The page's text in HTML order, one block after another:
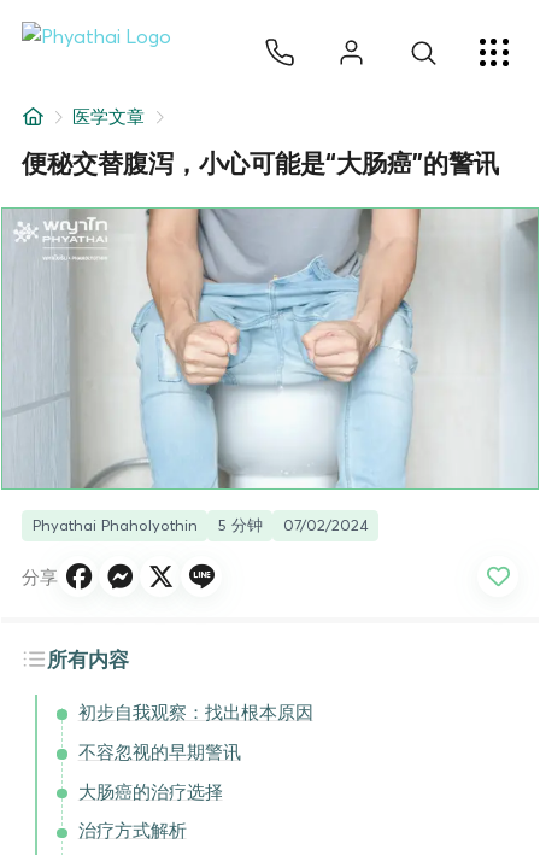
关于我们
医学文章
便秘交替腹泻，小心可能是“大肠癌”的警讯
Phyathai Phaholyothin 5 分钟 07/02/2024
分享
所有内容
初步自我观察：找出根本原因
不容忽视的早期警讯
大肠癌的治疗选择
治疗方式解析